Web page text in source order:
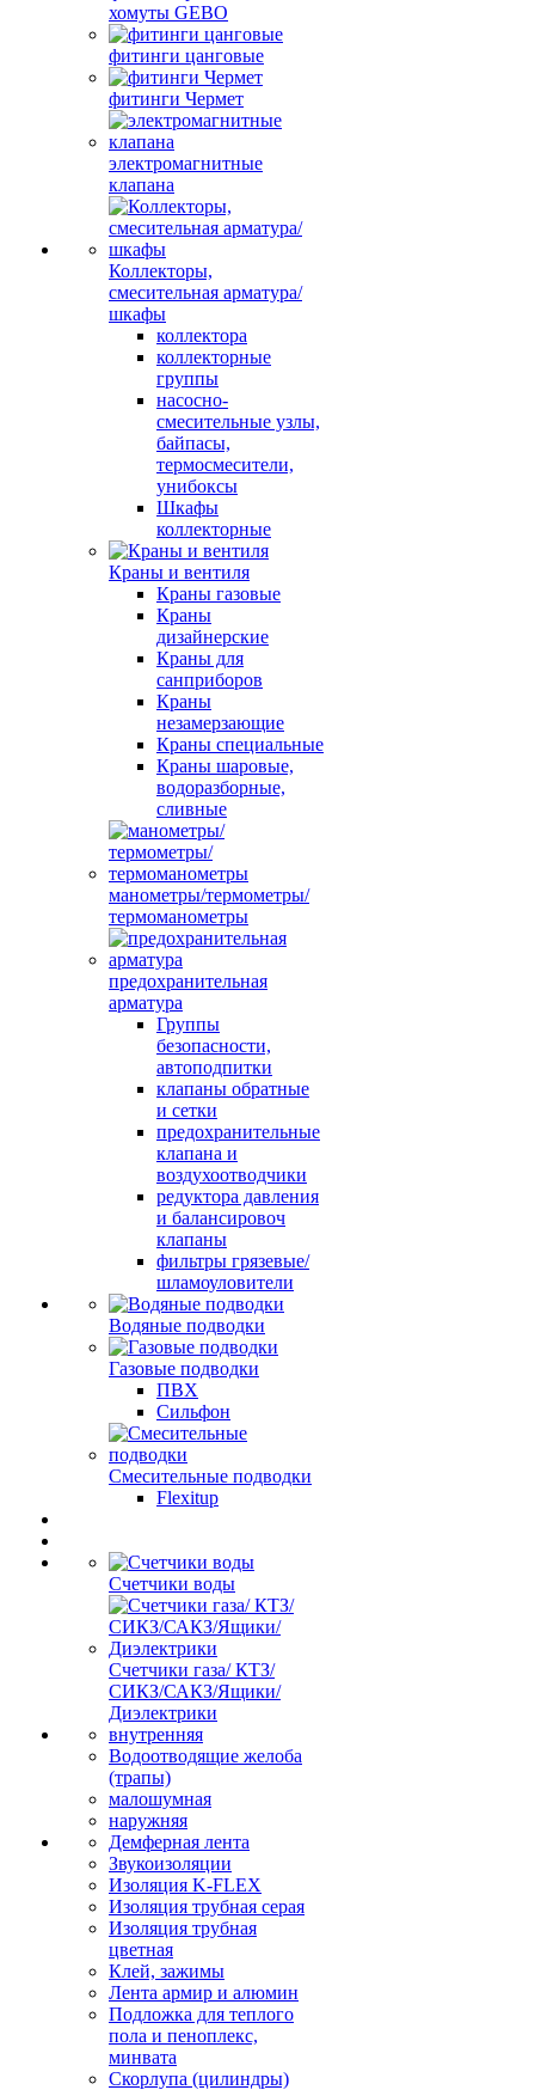
хомуты GEBO
фитинги цанговые
фитинги Чермет
электромагнитные
клапана
Коллекторы,
смесительная арматура/
шкафы
коллектора
коллекторные
группы
насосно-
смесительные узлы,
байпасы,
термосмесители,
унибоксы
Шкафы
коллекторные
Краны и вентиля
Краны газовые
Краны
дизайнерские
Краны для
санприборов
Краны
незамерзающие
Краны специальные
Краны шаровые,
водоразборные,
сливные
манометры/термометры/
термоманометры
предохранительная
арматура
Группы
безопасности,
автоподпитки
клапаны обратные
и сетки
предохранительные
клапана и
воздухоотводчики
редуктора давления
и балансировоч
клапаны
фильтры грязевые/
шламоуловители
Водяные подводки
Газовые подводки
ПВХ
Сильфон
Смесительные подводки
Flexitup
Счетчики воды
Счетчики газа/ КТЗ/
СИКЗ/САКЗ/Ящики/
Диэлектрики
внутренняя
Водоотводящие желоба
(трапы)
малошумная
наружняя
Демферная лента
Звукоизоляции
Изоляция K-FLEX
Изоляция трубная серая
Изоляция трубная
цветная
Клей, зажимы
Лента армир и алюмин
Подложка для теплого
пола и пеноплекс,
минвата
Скорлупа (цилиндры)